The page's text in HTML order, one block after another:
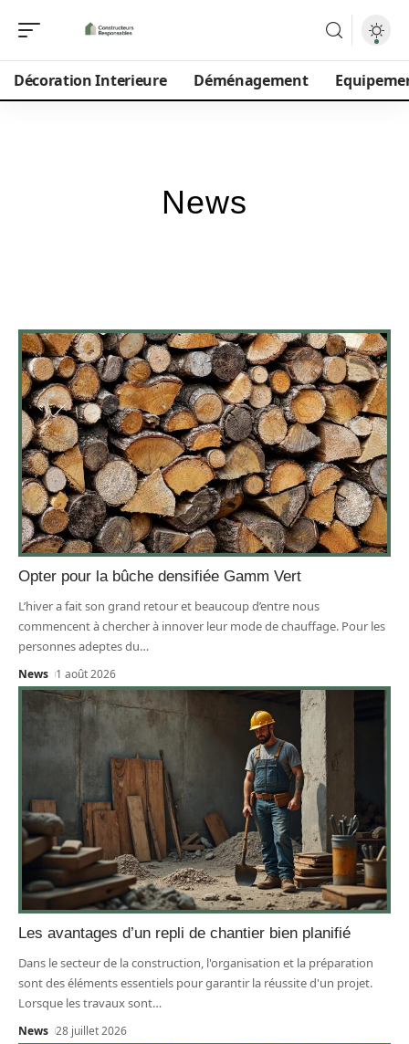
Décoration Interieure Déménagement
News
Opter pour la bûche densifiée Gamm Vert
L’hiver a fait son grand retour et beaucoup d’entre nous
commencent à chercher à innover leur mode de chauffage. Pour les
personnes adeptes du…
News 1 août 2026
Les avantages d’un repli de chantier bien planifié
Dans le secteur de la construction, l'organisation et la préparation
sont des éléments essentiels pour garantir la réussite d'un projet.
Lorsque les travaux sont…
News 28 juillet 2026